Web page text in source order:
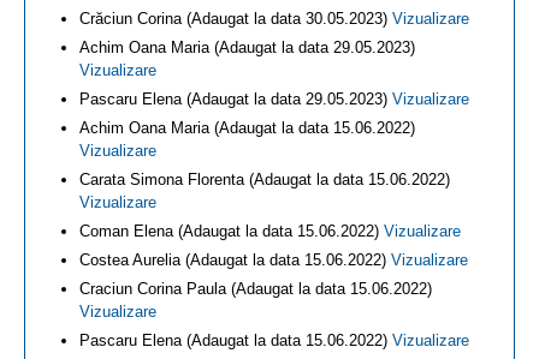
Crăciun Corina (Adaugat la data 30.05.2023) Vizualizare
Achim Oana Maria (Adaugat la data 29.05.2023)
Vizualizare
Pascaru Elena (Adaugat la data 29.05.2023) Vizualizare
Achim Oana Maria (Adaugat la data 15.06.2022)
Vizualizare
Carata Simona Florenta (Adaugat la data 15.06.2022)
Vizualizare
Coman Elena (Adaugat la data 15.06.2022) Vizualizare
Costea Aurelia (Adaugat la data 15.06.2022) Vizualizare
Craciun Corina Paula (Adaugat la data 15.06.2022)
Vizualizare
Pascaru Elena (Adaugat la data 15.06.2022) Vizualizare